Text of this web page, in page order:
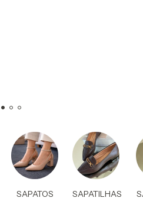
SAPATOS SAPATILHAS